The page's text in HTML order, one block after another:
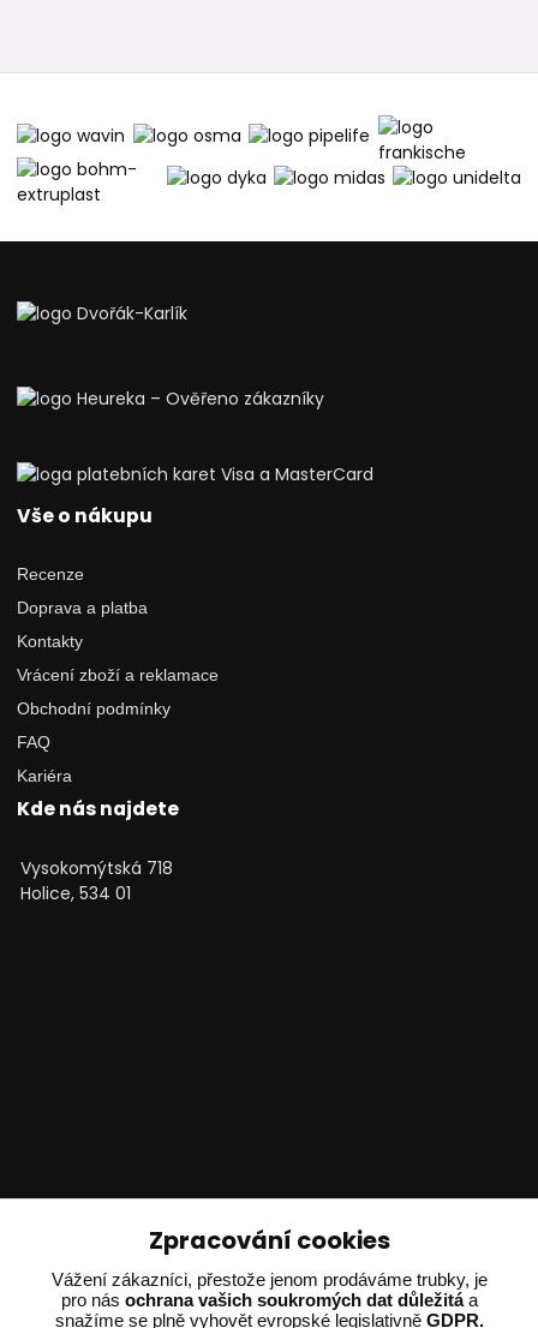
Vše o nákupu
Recenze
Doprava a platba
Kontakty
Vrácení zboží a reklamace
Obchodní podmínky
FAQ
Kariéra
Kde nás najdete
Vysokomýtská 718
Holice, 534 01
Ing. Adam Dvořák
+420 602 234 254
Zpracování cookies
Vážení zákazníci, přestože jenom prodáváme trubky, je
pro nás ochrana vašich soukromých dat důležitáa
snažíme se plně vyhovět evropské legislativně GDPR.